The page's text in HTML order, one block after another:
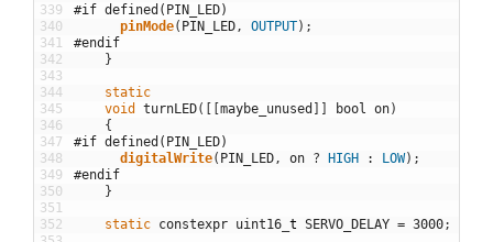
339
340
341
342
343
344
345
346
347
348
349
350
351
352
#if defined(PIN_LED)
pinMode( PIN_LED, OUTPUT) ;
#endif
}
static
void
turnLED( maybe_unused bool on)
{
#if defined(PIN_LED)
digitalWrite( PIN_LED, on ? HIGH : LOW) ;
#endif
}
static constexpr uint16 t SERVO_DELAY = 3000;